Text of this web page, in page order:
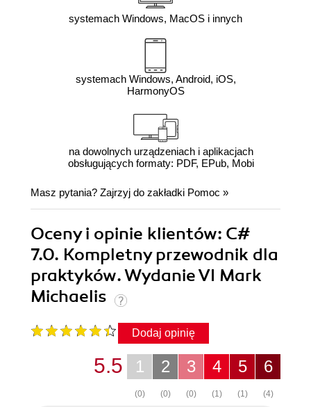
systemach Windows, MacOS i innych
systemach Windows, Android, iOS,
HarmonyOS
na dowolnych urządzeniach i aplikacjach
obsługujących formaty: PDF, EPub, Mobi
Masz pytania? Zajrzyj do zakładki Pomoc »
Oceny i opinie klientów: C#
7.0. Kompletny przewodnik dla
praktyków. Wydanie VI Mark
Michaelis
Dodaj opinię
6
(4)
5
(1)
4
(1)
3
(0)
2
(0)
1
(0)
5.5